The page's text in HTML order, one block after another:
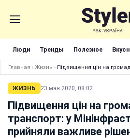
Люди Тренды Полезное
Главная › Жизнь › Підвищення цін на
ЖИЗНЬ 23 мая 2020, 08:02
Підвищення цін на
транспорт: у
прийняли важливе